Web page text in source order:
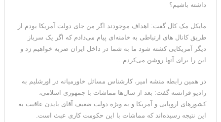
داشته باشیم؟
مایکل مک کال گفت: اهداف موجودند اگر من جای دولت آمریکا بودم از
طریق کانال های ارتباطی به خامنه‌ای پیام می‌دادم که اگر یک سرباز
دیگر آمریکایی کشته شود ما به شما در داخل ایران ضربه خواهیم زد و
این را برای آنها روشن می‌کردم…
در همین رابطه منشه امیر، کارشناس مسائل خاورمیانه در اورشلیم به
رادیو فرانسه گفت: بعد از سال‌ها مماشات با جمهوری اسلامی،
کشورهای اروپایی و آمریکا و به ویژه دولت ضعیف آقای بایدن عاقبت به
این نتیجه رسیده‌اند که مماشات با این حکومت کاری عبث است.